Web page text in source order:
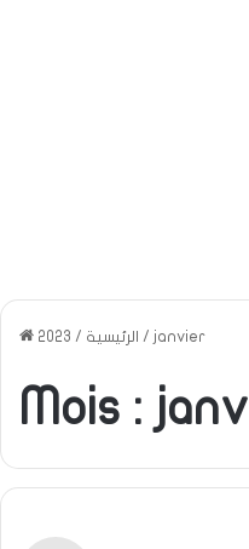
الرئيسية /
2023 / janvier
Mois :